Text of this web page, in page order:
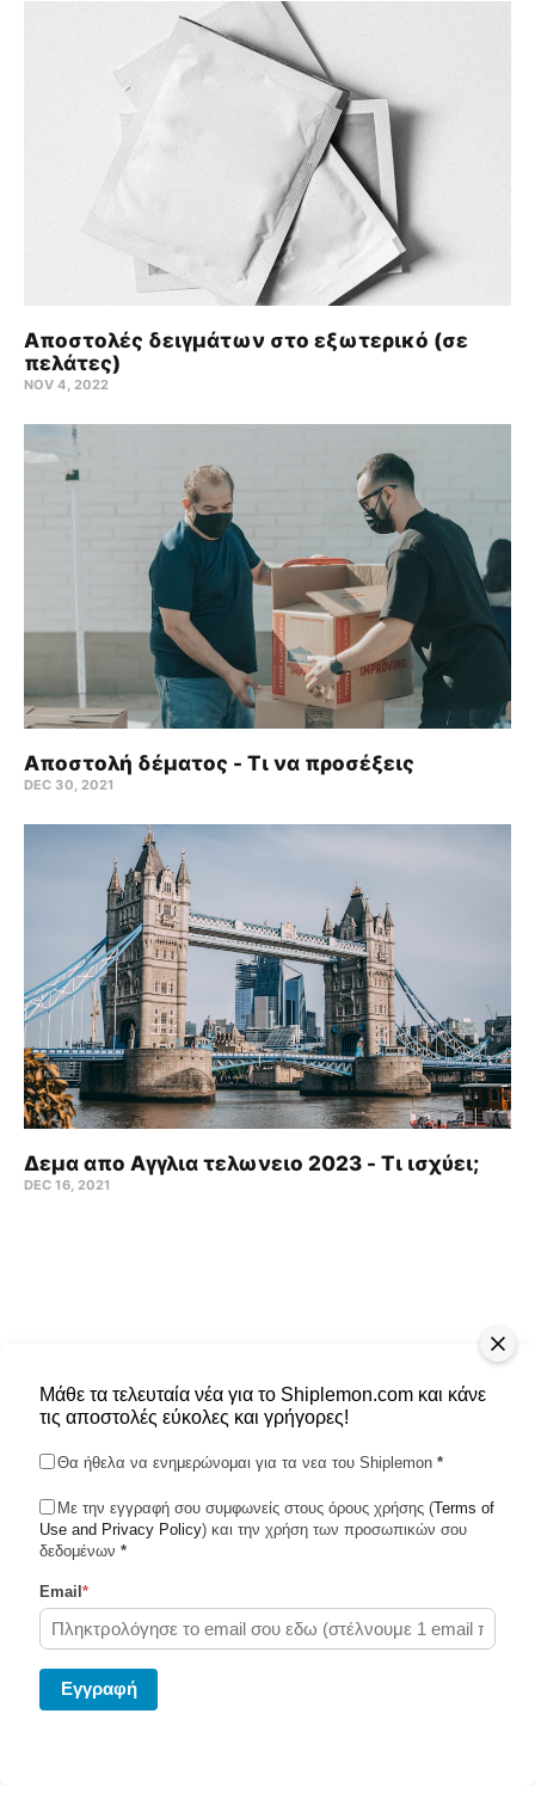
Αποστολές δειγμάτων στο εξωτερικό (σε
πελάτες)
NOV 4, 2022
Αποστολή δέματος - Τι να προσέξεις
DEC 30, 2021
Δεμα απο Αγγλια τελωνειο 2023 - Τι ισχύει;
DEC 16, 2021
Shiplemon © 2026
Powered by Ghost
Μάθε τα τελευταία νέα για το Shiplemon.com και κάνε
τις αποστολές εύκολες και γρήγορες!
Θα ήθελα να ενημερώνομαι για τα νεα του Shiplemon *
Με την εγγραφή σου συμφωνείς στους όρους χρήσης (Terms of
Use and Privacy Policy) και την χρήση των προσωπικών σου
δεδομένων *
Email *
Eγγραφή